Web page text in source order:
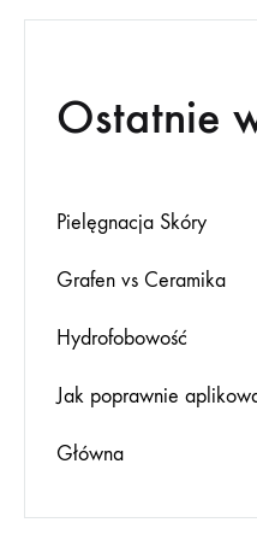
Ostatnie
Pielęgnacja Skóry
Grafen vs Ceramika
Hydrofobowość
Jak poprawnie
Główna